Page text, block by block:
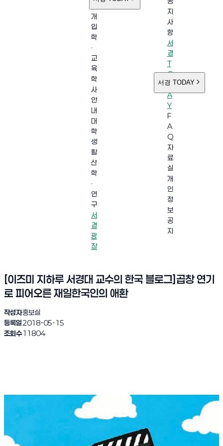
개
입
학
·
교
육
학
사
안
내
대
학
생
활
산
학
·
연
구
서
경
광
장
지
사
항
서
경
T
O
D
A
Y
F
A
Q
자
료
실
개
인
정
보
공
지
서경 TODAY
[이즈미 지하루 서경대 교수의 한국 블로그]곱창 연기
로 피어오른 재일한국인의 애환
작성자홍보실
등록일2018-05-15
조회수11804